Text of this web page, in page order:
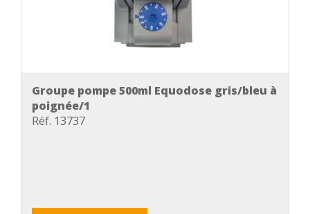
Groupe pompe 500ml Equodose gris/bleu à
poignée/1
Réf. 13737